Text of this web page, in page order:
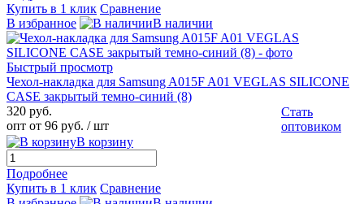
Купить в 1 клик Сравнение
В избранное
В наличии
Быстрый просмотр
Чехол-накладка для Samsung A015F A01 VEGLAS SILICONE
CASE закрытый темно-синий (8)
320 руб.
опт от 96 руб. / шт
Стать
оптовиком
В корзину
Подробнее
Купить в 1 клик Сравнение